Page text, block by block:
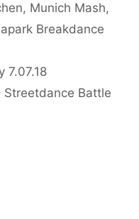
, Munich Mash,
Breakdance
7.07.18
Streetdance Battle